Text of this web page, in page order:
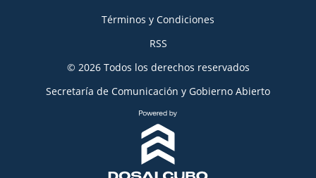
Términos y Condiciones
RSS
© 2026 Todos los derechos reservados
Secretaría de Comunicación y Gobierno Abierto